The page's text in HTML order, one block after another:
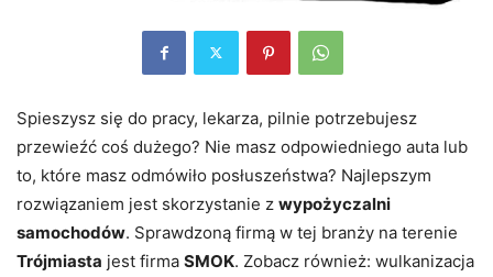
Spieszysz się do pracy, lekarza, pilnie potrzebujesz
przewieźć coś dużego? Nie masz odpowiedniego auta lub
to, które masz odmówiło posłuszeństwa? Najlepszym
rozwiązaniem jest skorzystanie z wypożyczalni
samochodów. Sprawdzoną firmą w tej branży na terenie
Trójmiasta jest firma SMOK. Zobacz również: wulkanizacja